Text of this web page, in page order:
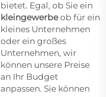
bietet. Egal, ob Sie ein
kleingewerbeob für ein
kleines Unternehmen
oder ein großes
Unternehmen, wir
können unsere Preise
an Ihr Budget
anpassen. Sie können